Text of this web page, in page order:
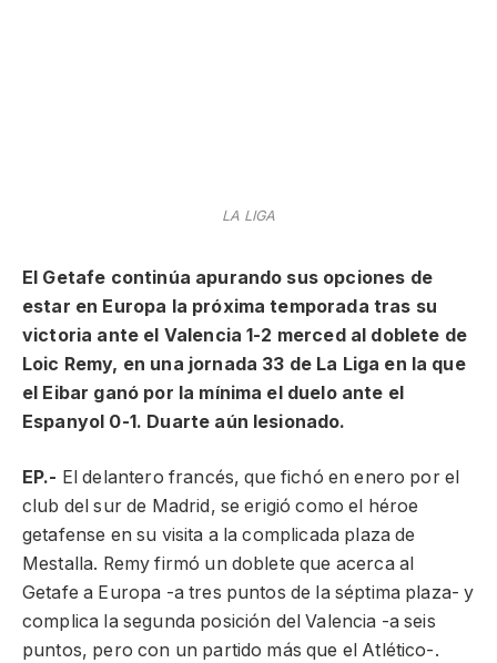
LA LIGA
El Getafe continúa apurando sus opciones de
estar en Europa la próxima temporada tras su
victoria ante el Valencia 1-2 merced al doblete de
Loic Remy, en una jornada 33 de La Liga en la que
el Eibar ganó por la mínima el duelo ante el
Espanyol 0-1. Duarte aún lesionado.
EP.- El delantero francés, que fichó en enero por el
club del sur de Madrid, se erigió como el héroe
getafense en su visita a la complicada plaza de
Mestalla. Remy firmó un doblete que acerca al
Getafe a Europa -a tres puntos de la séptima plaza- y
complica la segunda posición del Valencia -a seis
puntos, pero con un partido más que el Atlético-.